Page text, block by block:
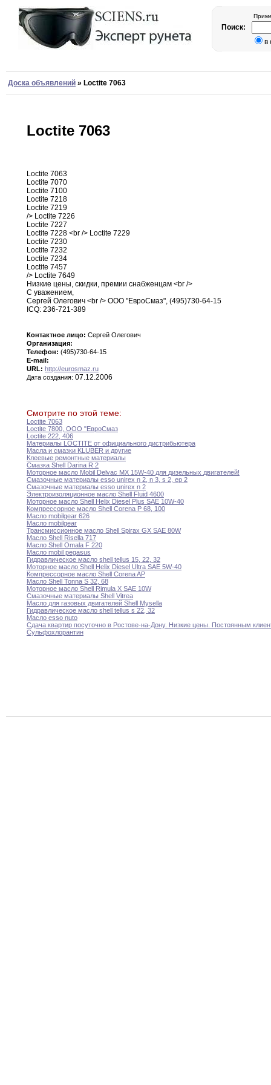
Поиск:
в
Доска объявлений » Loctite 7063
Loctite 7063
Loctite 7063
Loctite 7070
Loctite 7100
Loctite 7218
Loctite 7219
/> Loctite 7226
Loctite 7227
Loctite 7228 <br /> Loctite 7229
Loctite 7230
Loctite 7232
Loctite 7234
Loctite 7457
/> Loctite 7649
Низкие цены, скидки, премии снабженцам <br />
С уважением,
Сергей Олегович <br /> ООО "ЕвроСмаз", (495)730-64-15
ICQ: 236-721-389
Контактное лицо: Сергей Олегович
Организация:
Телефон: (495)730-64-15
E-mail:
URL: http://eurosmaz.ru
Дата создания: 07.12.2006
Смотрите по этой теме:
Loctite 7063
Loctite 7800 ООО "ЕвроСмаз
Loctite 222 406
Материалы LOCTITE от официального дистрибьютера
Масла и смазки KLUBER и другие
Клеевые ремонтные материалы
Смазка Shell Darina R 2
Моторное масло Mobil Delvac MX 15W-40 для дизельных двигателей!
Смазочные материалы esso unirex n 2 n 3, s 2 ep 2
Смазочные материалы esso unirex n 2
Электроизоляционное масло Shell Fluid 4600
Моторное масло Shell Helix Diesel Plus SAE 10W-40
Компрессорное масло Shell Corena P 68 100
Масло mobilgear 626
Масло mobilgear
Трансмиссионное масло Shell Spirax GX SAE 80W
Масло Shell Risella 717
Масло Shell Omala F 220
Масло mobil pegasus
Гидравлическое масло shell tellus 15 22 32
Моторное масло Shell Helix Diesel Ultra SAE 5W-40
Компрессорное масло Shell Corena AP
Масло Shell Tonna S 32 68
Mоторное масло Shell Rimula X SAE 10W
Смазочные материалы Shell Vitrea
Масло для газовых двигателей Shell Mysella
Гидравлическое масло shell tellus s 22 32
Масло esso nuto
Сдача квартир посуточно в Ростове-на-Дону. Низкие цены Постоянным
Сульфохлорантин